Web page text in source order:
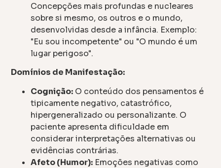
Concepções mais profundas e nucleares
sobre si mesmo, os outros e o mundo,
desenvolvidas desde a infância. Exemplo:
"Eu sou incompetente" ou "O mundo é um
lugar perigoso".
Domínios de Manifestação:
Cognição: O conteúdo dos pensamentos é
tipicamente negativo, catastrófico,
hipergeneralizado ou personalizante. O
paciente apresenta dificuldade em
considerar interpretações alternativas ou
evidências contrárias.
Afeto (Humor): Emoções negativas como